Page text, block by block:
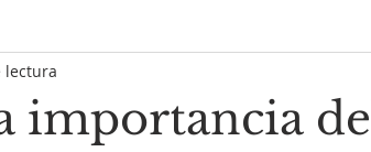
importancia
lectura